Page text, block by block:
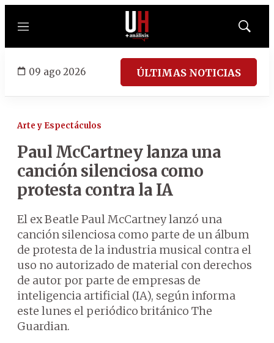
Menú
Mostrar
09 ago 2026 ÚLTIMAS NOTICIAS
Arte y Espectáculos
Paul McCartney lanza una
canción silenciosa como
protesta contra la IA
El ex Beatle Paul McCartney lanzó una
canción silenciosa como parte de un álbum
de protesta de la industria musical contra el
uso no autorizado de material con derechos
de autor por parte de empresas de
inteligencia artificial (IA), según informa
este lunes el periódico británico The
Guardian.